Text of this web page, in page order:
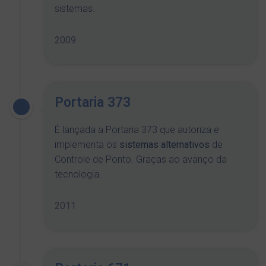
sistemas.
2009
Portaria 373
É lançada a Portaria 373 que autoriza e
implementa os sistemas alternativos de
Controle de Ponto. Graças ao avanço da
tecnologia.
2011